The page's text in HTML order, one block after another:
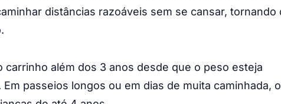
distâncias razoáveis sem se cansar, tornando
carrinho além dos 3 anos desde que o peso esteja
passeios longos ou em dias de muita caminhada, o